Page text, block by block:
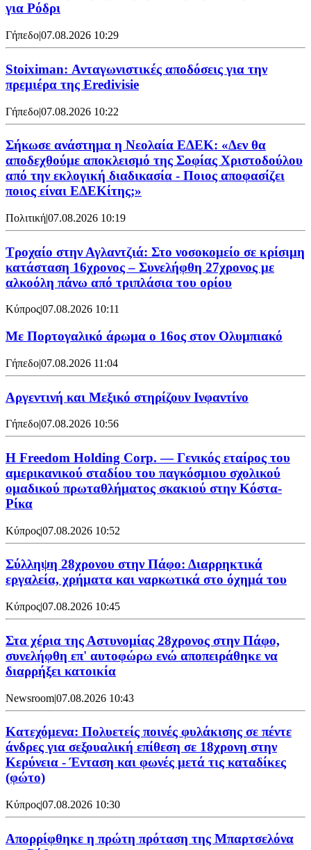
για Ρόδρι
Γήπεδο|07.08.2026 10:29
Stoiximan: Ανταγωνιστικές αποδόσεις για την
πρεμιέρα της Eredivisie
Γήπεδο|07.08.2026 10:22
Σήκωσε ανάστημα η Νεολαία ΕΔΕΚ: «Δεν θα
αποδεχθούμε αποκλεισμό της Σοφίας Χριστοδούλου
από την εκλογική διαδικασία - Ποιος αποφασίζει
ποιος είναι ΕΔΕΚίτης;»
Πολιτική|07.08.2026 10:19
Τροχαίο στην Αγλαντζιά: Στο νοσοκομείο σε κρίσιμη
κατάσταση 16χρονος – Συνελήφθη 27χρονος με
αλκοόλη πάνω από τριπλάσια του ορίου
Κύπρος|07.08.2026 10:11
Με Πορτογαλικό άρωμα ο 16ος στον Ολυμπιακό
Γήπεδο|07.08.2026 11:04
Αργεντινή και Μεξικό στηρίζουν Ινφαντίνο
Γήπεδο|07.08.2026 10:56
Η Freedom Holding Corp. — Γενικός εταίρος του
αμερικανικού σταδίου του παγκόσμιου σχολικού
ομαδικού πρωταθλήματος σκακιού στην Κόστα-
Ρίκα
Κύπρος|07.08.2026 10:52
Σύλληψη 28χρονου στην Πάφο: Διαρρηκτικά
εργαλεία, χρήματα και ναρκωτικά στο όχημά του
Κύπρος|07.08.2026 10:45
Στα χέρια της Αστυνομίας 28χρονος στην Πάφο,
συνελήφθη επ' αυτοφώρω ενώ αποπειράθηκε να
διαρρήξει κατοικία
Newsroom|07.08.2026 10:43
Κατεχόμενα: Πολυετείς ποινές φυλάκισης σε πέντε
άνδρες για σεξουαλική επίθεση σε 18χρονη στην
Κερύνεια - Ένταση και φωνές μετά τις καταδίκες
(φώτο)
Κύπρος|07.08.2026 10:30
Απορρίφθηκε η πρώτη πρόταση της Μπαρτσελόνα